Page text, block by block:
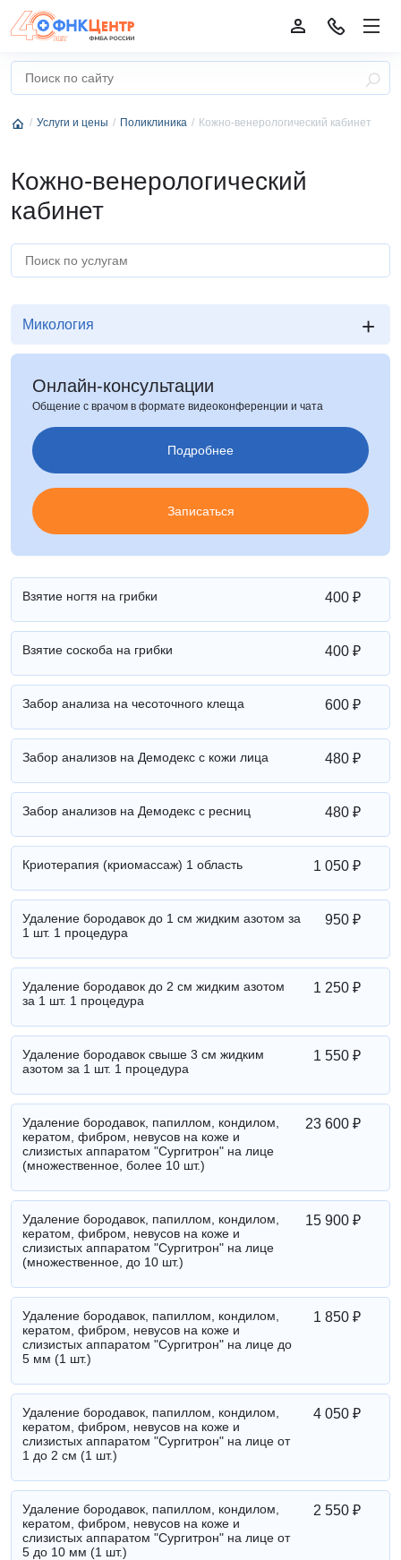
Услуги и цены Поликлиника Кожно-венерологический кабинет
Кожно-венерологический
кабинет
Микология +
Онлайн-консультации
Общение с врачом в формате видеоконференции и чата
Подробнее
Записаться
Взятие ногтя на грибки 400 ₽
Взятие соскоба на грибки 400 ₽
Забор анализа на чесоточного клеща 600 ₽
Забор анализов на Демодекс с кожи лица 480 ₽
Забор анализов на Демодекс с ресниц 480 ₽
Криотерапия (криомассаж) 1 область 1 050 ₽
Удаление бородавок до 1 см жидким азотом за
1 шт. 1 процедура
950 ₽
Удаление бородавок до 2 см жидким азотом
за 1 шт. 1 процедура
1 250 ₽
Удаление бородавок свыше 3 см жидким
азотом за 1 шт. 1 процедура
1 550 ₽
Удаление бородавок, папиллом, кондилом,
кератом, фибром, невусов на коже и
слизистых аппаратом "Сургитрон" на лице
(множественное, более 10 шт.)
23 600 ₽
Удаление бородавок, папиллом, кондилом,
кератом, фибром, невусов на коже и
слизистых аппаратом "Сургитрон" на лице
(множественное, до 10 шт.)
15 900 ₽
Удаление бородавок, папиллом, кондилом,
кератом, фибром, невусов на коже и
слизистых аппаратом "Сургитрон" на лице до
5 мм (1 шт.)
1 850 ₽
Удаление бородавок, папиллом, кондилом,
кератом, фибром, невусов на коже и
слизистых аппаратом "Сургитрон" на лице от
1 до 2 см (1 шт.)
4 050 ₽
Удаление бородавок, папиллом, кондилом,
кератом, фибром, невусов на коже и
слизистых аппаратом "Сургитрон" на лице от
5 до 10 мм (1 шт.)
2 550 ₽